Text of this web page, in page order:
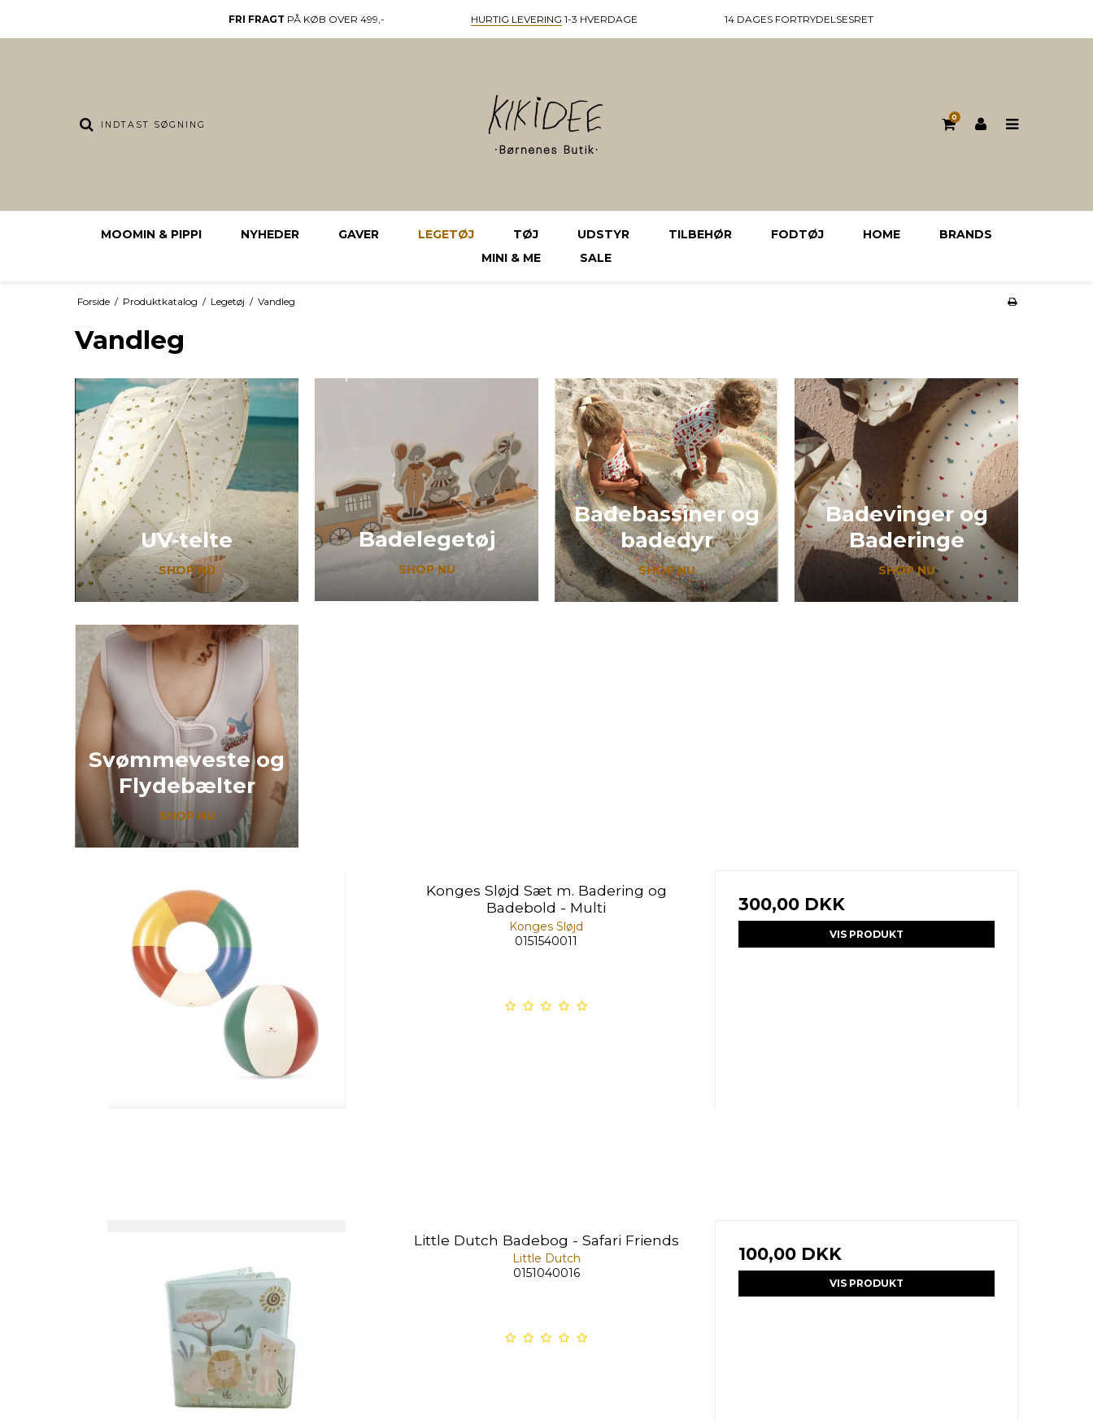
FRI FRAGT PÅ KØB OVER 499,- HURTIG LEVERING 1-3 HVERDAGE 14 DAGES FORTRYDELSESRET
0
MOOMIN & PIPPI NYHEDER GAVER LEGETØJ TØJ UDSTYR TILBEHØR FODTØJ HOME
BRANDS
MINI & ME
SALE
Forside / Produktkatalog / Legetøj / Vandleg
Vandleg
UV-telte
SHOP NU
Badelegetøj
SHOP NU
Badebassiner og
badedyr
SHOP NU
Badevinger og
Baderinge
SHOP NU
Svømmeveste og
Flydebælter
SHOP NU
Konges Sløjd Sæt m. Badering og
Badebold - Multi
Konges Sløjd
0151540011
300,00 DKK
VIS PRODUKT
Little Dutch Badebog - Safari Friends
Little Dutch
0151040016
100,00 DKK
VIS PRODUKT